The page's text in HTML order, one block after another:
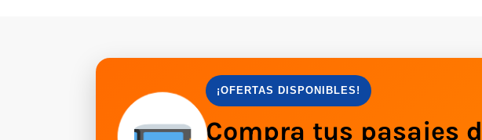
¡OFERTAS DISPONIBLES!
Compra tus pasajes